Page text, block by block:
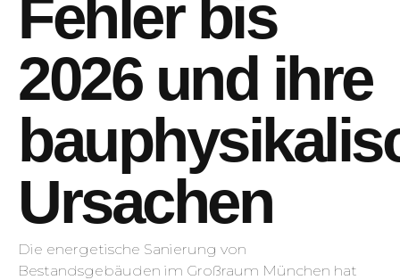
Fehler bis
2026 und ihre
Ursachen
Die energetische Sanierung von
Bestandsgebäuden im Großraum München hat